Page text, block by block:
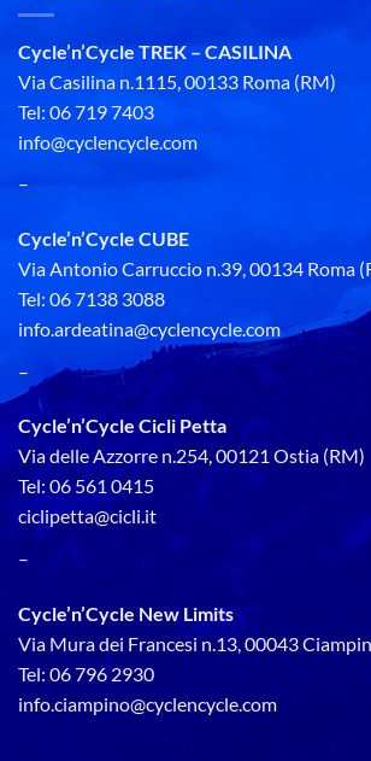
Cycle’n’Cycle TREK – CASILINA
Via Casilina n.1115, 00133 Roma (RM)
Tel: 06 719 7403
info@cyclencycle.com
–
Cycle’n’Cycle CUBE
Via Antonio Carruccio n.39, 00134 Roma
Tel: 06 7138 3088
info.ardeatina@cyclencycle.com
–
Cycle’n’Cycle Cicli Petta
Via delle Azzorre n.254, 00121 Ostia (RM)
Tel: 06 561 0415
ciclipetta@cicli.it
–
Cycle’n’Cycle New Limits
Via Mura dei Francesi n.13, 00043
Tel: 06 796 2930
info.ciampino@cyclencycle.com